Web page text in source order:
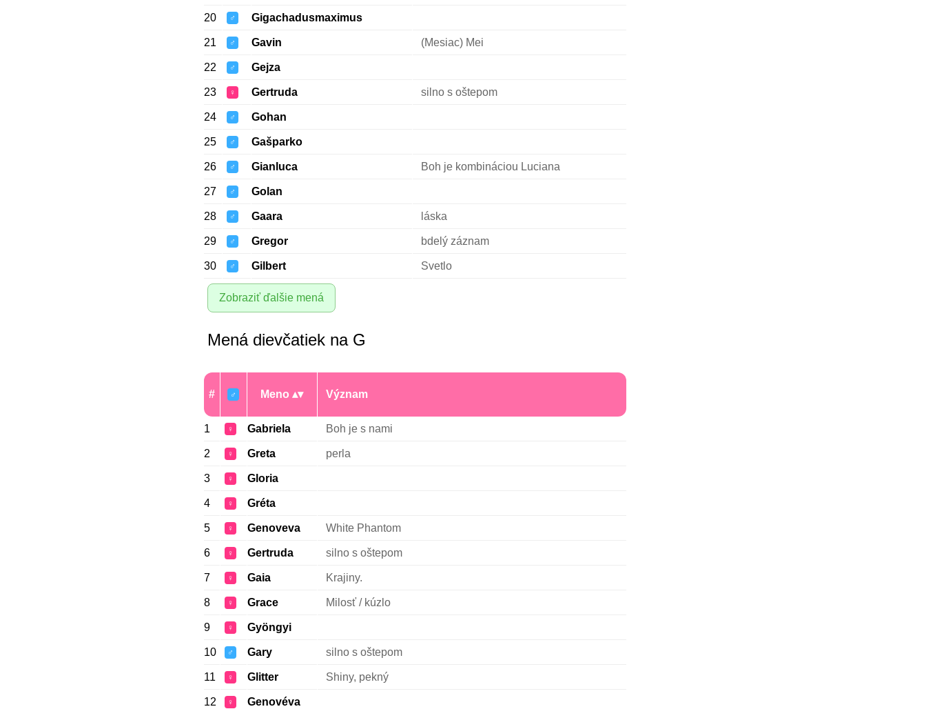
20 ♂ Gigachadusmaximus
21 ♂ Gavin (Mesiac) Mei
22 ♂ Gejza
23 ♀ Gertruda silno s oštepom
24 ♂ Gohan
25 ♂ Gašparko
26 ♂ Gianluca Boh je kombináciou Luciana
27 ♂ Golan
28 ♂ Gaara láska
29 ♂ Gregor bdelý záznam
30 ♂ Gilbert Svetlo
Zobraziť ďalšie mená
Mená dievčatiek na G
# ♂ Meno Význam
1 ♀ Gabriela Boh je s nami
2 ♀ Greta perla
3 ♀ Gloria
4 ♀ Gréta
5 ♀ Genoveva White Phantom
6 ♀ Gertruda silno s oštepom
7 ♀ Gaia Krajiny.
8 ♀ Grace Milosť / kúzlo
9 ♀ Gyöngyi
10 ♂ Gary silno s oštepom
11 ♀ Glitter Shiny, pekný
12 ♀ Genovéva